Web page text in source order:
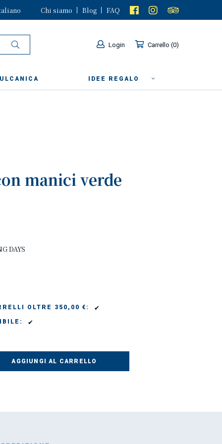
Chi siamo Blog FAQ
Login Carrello 0
IDEE REGALO
manici verde
DAYS
OLTRE 350,00 €: ✔
✔
AGGIUNGI AL CARRELLO